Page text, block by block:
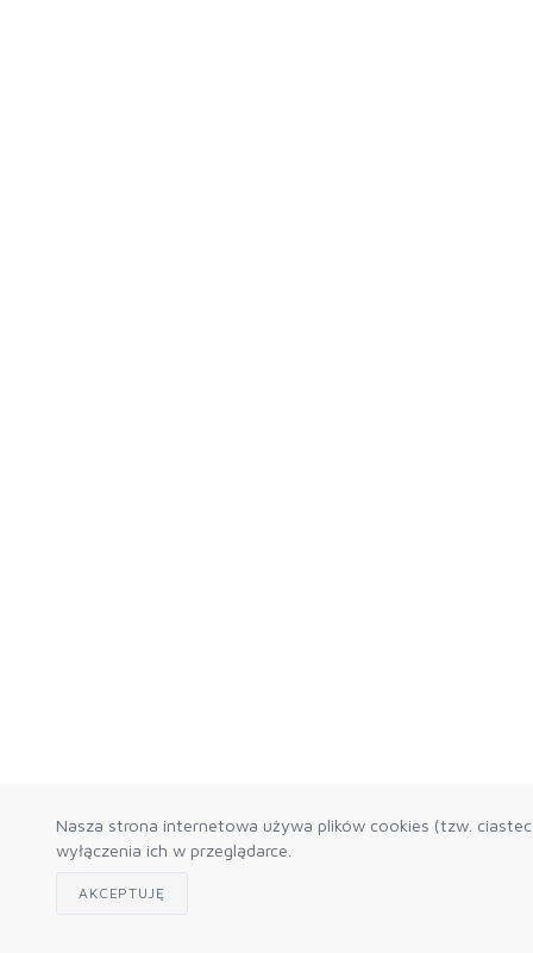
Nasza strona internetowa używa plików cookies (tzw.
wyłączenia ich w przeglądarce.
AKCEPTUJĘ